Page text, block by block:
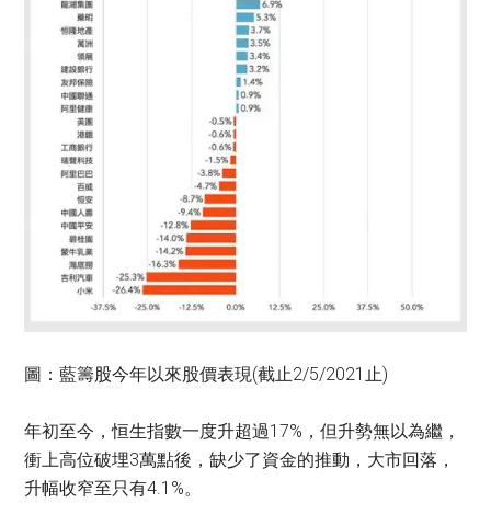
圖：藍籌股今年以來股價表現(截止2/5/2021止)
年初至今，恒生指數一度升超過17%，但升勢無以為繼，
衝上高位破埋3萬點後，缺少了資金的推動，大市回落，
升幅收窄至只有4.1%。